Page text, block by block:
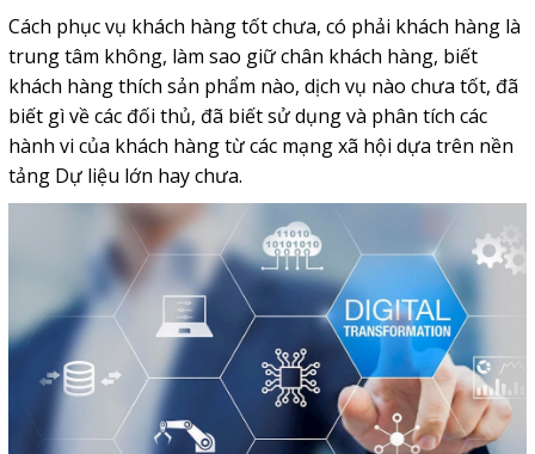
Cách phục vụ khách hàng tốt chưa, có phải khách hàng là
trung tâm không, làm sao giữ chân khách hàng, biết
khách hàng thích sản phẩm nào, dịch vụ nào chưa tốt, đã
biết gì về các đối thủ, đã biết sử dụng và phân tích các
hành vi của khách hàng từ các mạng xã hội dựa trên nền
tảng Dự liệu lớn hay chưa.